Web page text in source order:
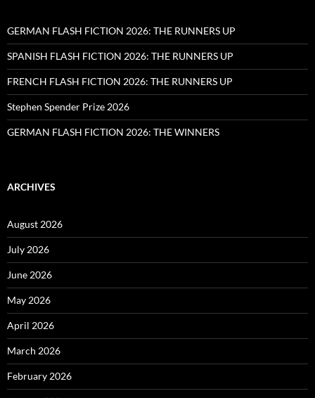
GERMAN FLASH FICTION 2026: THE RUNNERS UP
SPANISH FLASH FICTION 2026: THE RUNNERS UP
FRENCH FLASH FICTION 2026: THE RUNNERS UP
Stephen Spender Prize 2026
GERMAN FLASH FICTION 2026: THE WINNERS
ARCHIVES
August 2026
July 2026
June 2026
May 2026
April 2026
March 2026
February 2026